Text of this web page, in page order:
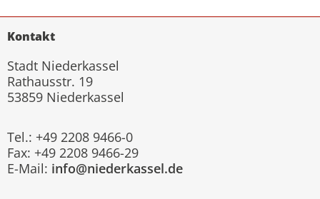
Kontakt
Stadt Niederkassel
Rathausstr. 19
53859 Niederkassel
Tel.: +49 2208 9466-0
Fax: +49 2208 9466-29
E-Mail: info@niederkassel.de